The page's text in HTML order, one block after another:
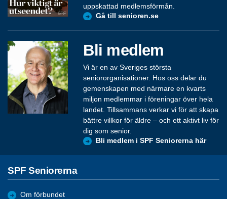
uppskattad medlemsförmån.
Gå till senioren.se
Bli medlem
Vi är en av Sveriges största
seniororganisationer. Hos oss delar du
gemenskapen med närmare en kvarts
miljon medlemmar i föreningar över hela
landet. Tillsammans verkar vi för att skapa
bättre villkor för äldre – och ett aktivt liv för
dig som senior.
Bli medlem i SPF Seniorerna här
SPF Seniorerna
Om förbundet